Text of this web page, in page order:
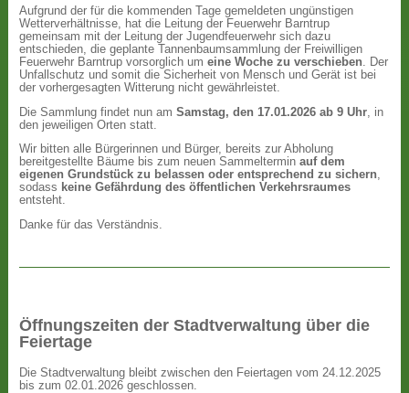
Aufgrund der für die kommenden Tage gemeldeten ungünstigen
Wetterverhältnisse, hat die Leitung der Feuerwehr Barntrup
gemeinsam mit der Leitung der Jugendfeuerwehr sich dazu
entschieden, die geplante Tannenbaumsammlung der Freiwilligen
Feuerwehr Barntrup vorsorglich umeine Woche zu verschieben. Der
Unfallschutz und somit die Sicherheit von Mensch und Gerät ist bei
der vorhergesagten Witterung nicht gewährleistet.
Die Sammlung findet nun amSamstag, den 17.01.2026 ab 9 Uhr , in
den jeweiligen Orten statt.
Wir bitten alle Bürgerinnen und Bürger, bereits zur Abholung
bereitgestellte Bäume bis zum neuen Sammelterminauf dem
eigenen Grundstück zu belassen oder entsprechend zu sichern,
sodass keine Gefährdung des öffentlichen Verkehrsraumes
entsteht.
Danke für das Verständnis.
Öffnungszeiten der Stadtverwaltung über die
Feiertage
Die Stadtverwaltung bleibt zwischen den Feiertagen vom 24.12.2025
bis zum 02.01.2026 geschlossen.